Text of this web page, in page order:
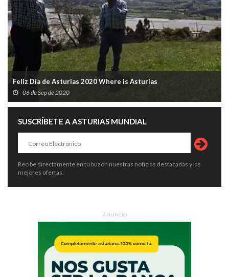
Feliz Día de Asturias 2020 Where is Asturias
06 de Sep de 2020
SUSCRÍBETE A ASTURIAS MUNDIAL
Recibe directamente en tu buzón nuestras noticias destacadas y las
mejores ofertas.
ANUNCIO